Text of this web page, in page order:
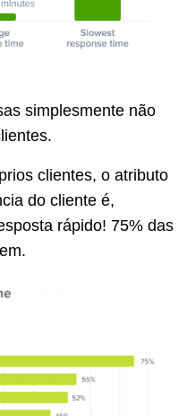
simplesmente não
clientes, o atributo
do cliente é,
rápido! 75% das